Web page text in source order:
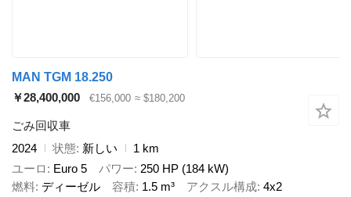
MAN TGM 18.250
￥28,400,000
€156,000 ≈ $180,200
ごみ回収車
2024
状態 新しい
1 km
ユーロ
Euro 5 パワー 250 HP (184 kW)
燃料 ディーゼル 容積 1.5 m³ アクスル構成 4x2